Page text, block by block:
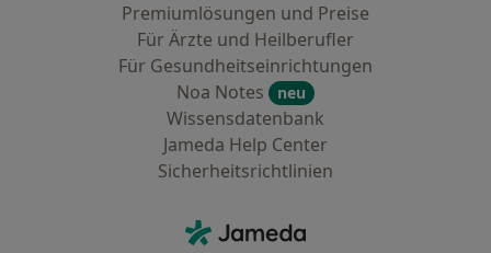
Premiumlösungen und Preise
Für Ärzte und Heilberufler
Für Gesundheitseinrichtungen
Noa Notes
neu
Wissensdatenbank
Jameda Help Center
Sicherheitsrichtlinien
Jameda - Startseite